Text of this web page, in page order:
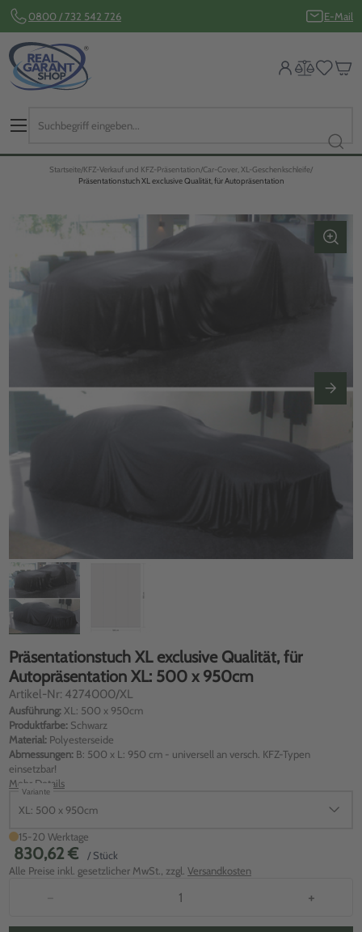
0800 / 732 542 726 E-Mail
Startseite KFZ-Verkauf und KFZ-Präsentation Car-Cover, XL-Geschenkschleife
Präsentationstuch XL exclusive Qualität, für Autopräsentation
Präsentationstuch XL exclusive Qualität, für
Autopräsentation XL: 500 x 950cm
Artikel-Nr: 4274000/XL
Ausführung: XL: 500 x 950cm
Produktfarbe: Schwarz
Material: Polyesterseide
Abmessungen: B: 500 x L: 950 cm - universell an versch. KFZ-Typen
einsetzbar!
Mehr Details
Variante
XL: 500 x 950cm
15-20 Werktage
830,62 €
/ Stück
Alle Preise inkl. gesetzlicher MwSt., zzgl. Versandkosten
− +